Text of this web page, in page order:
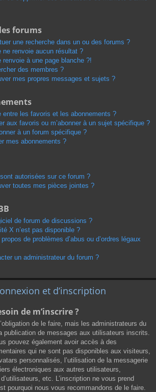
forums
une recherche dans un ou des forums ?
ne renvoie aucun résultat ?
renvoie à une page blanche ?!
des membres ?
mes propres messages et sujets ?
entre les favoris et les abonnements ?
aux favoris ou m’abonner à un sujet spécifique ?
à un forum spécifique ?
mes abonnements ?
autorisées sur ce forum ?
toutes mes pièces jointes ?
de forum de discussions ?
X n’est pas disponible ?
de problèmes d’abus ou d’ordres légaux
un administrateur du forum ?
et d’inscription
de m’inscrire ?
de le faire, mais les administrateurs du
publication de messages aux utilisateurs inscrits.
pouvez également avoir accès à des
qui ne sont pas disponibles aux visiteurs,
personnalisés, l’utilisation de la messagerie
électroniques aux autres utilisateurs,
d’utilisateurs, etc. L’inscription ne vous prend
pourquoi nous vous recommandons de le faire.